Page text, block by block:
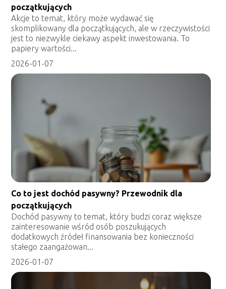
początkujących
Akcje to temat, który może wydawać się
skomplikowany dla początkujących, ale w rzeczywistości
jest to niezwykle ciekawy aspekt inwestowania. To
papiery wartości...
2026-01-07
Co to jest dochód pasywny? Przewodnik dla
początkujących
Dochód pasywny to temat, który budzi coraz większe
zainteresowanie wśród osób poszukujących
dodatkowych źródeł finansowania bez konieczności
stałego zaangażowan...
2026-01-07